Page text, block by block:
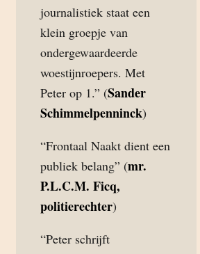
journalistiek staat een
klein groepje van
ondergewaardeerde
woestijnroepers. Met
Peter op 1.” (Sander
Schimmelpenninck)
“Frontaal Naakt dient een
publiek belang” (mr.
P.L.C.M. Ficq,
politierechter)
“Peter schrijft